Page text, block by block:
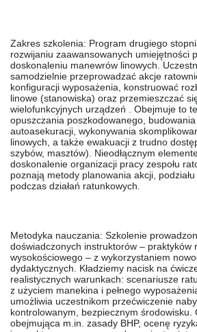
Zakres szkolenia: Program drugiego
rozwijaniu zaawansowanych umiejętności
doskonaleniu manewrów linowych.
samodzielnie przeprowadzać akcje
konfiguracji wyposażenia, konstruować
linowe (stanowiska) oraz przemieszczać
wielofunkcyjnych urządzeń . Obejmuje to
opuszczania poszkodowanego, budowania
autoasekuracji, wykonywania
linowych, a także ewakuacji z trudno
szybów, masztów). Nieodłącznym
doskonalenie organizacji pracy zespołu
poznają metody planowania akcji,
podczas działań ratunkowych.
Metodyka nauczania: Szkolenie
doświadczonych instruktorów – praktyków
wysokościowego – z wykorzystaniem
dydaktycznych. Kładziemy nacisk na
realistycznych warunkach: scenariusze
z użyciem manekina i pełnego
umożliwia uczestnikom przećwiczenie
kontrolowanym, bezpiecznym środowisku.
obejmująca m.in. zasady BHP, ocenę